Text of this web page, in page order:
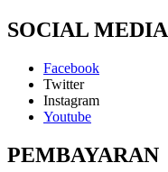
SOCIAL MEDIA
Facebook
Twitter
Instagram
Youtube
PEMBAYARAN